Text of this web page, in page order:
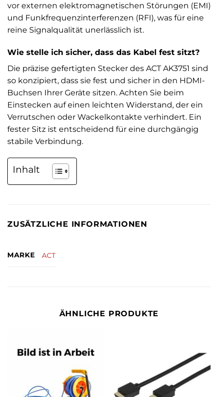
vor externen elektromagnetischen Störungen (EMI)
und Funkfrequenzinterferenzen (RFI), was für eine
reine Signalqualität unerlässlich ist.
Wie stelle ich sicher, dass das Kabel fest sitzt?
Die präzise gefertigten Stecker des ACT AK3751 sind
so konzipiert, dass sie fest und sicher in den HDMI-
Buchsen Ihrer Geräte sitzen. Achten Sie beim
Einstecken auf einen leichten Widerstand, der ein
Verrutschen oder Wackelkontakte verhindert. Ein
fester Sitz ist entscheidend für eine durchgängig
stabile Verbindung.
Inhalt
ZUSÄTZLICHE INFORMATIONEN
MARKE ACT
ÄHNLICHE PRODUKTE